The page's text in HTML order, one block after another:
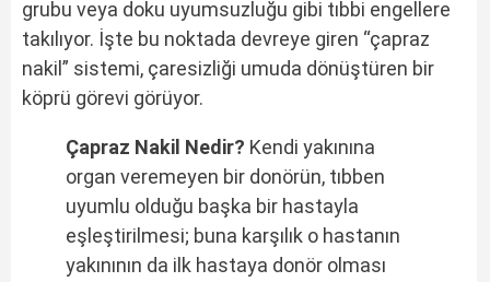
grubu veya doku uyumsuzluğu gibi tıbbi engellere
takılıyor. İşte bu noktada devreye giren “çapraz
nakil” sistemi, çaresizliği umuda dönüştüren bir
köprü görevi görüyor.
Çapraz Nakil Nedir? Kendi yakınına
organ veremeyen bir donörün, tıbben
uyumlu olduğu başka bir hastayla
eşleştirilmesi; buna karşılık o hastanın
yakınının da ilk hastaya donör olması